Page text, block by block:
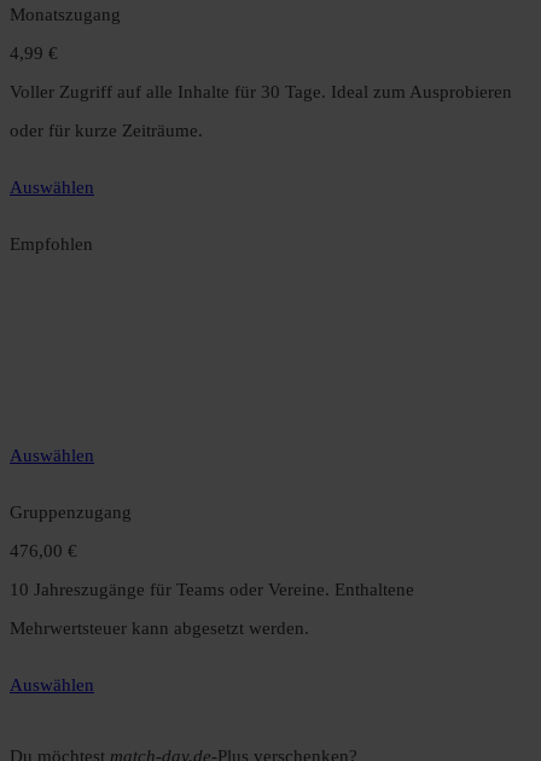
Monatszugang
4,99 €
Voller Zugriff auf alle Inhalte für 30 Tage. Ideal zum Ausprobieren
oder für kurze Zeiträume.
Auswählen
Empfohlen
Auswählen
Gruppenzugang
476,00 €
10 Jahreszugänge für Teams oder Vereine. Enthaltene
Mehrwertsteuer kann abgesetzt werden.
Auswählen
Du möchtest match-day.de-Plus verschenken?